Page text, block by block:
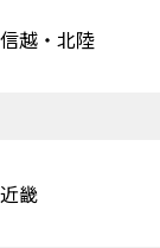
信越・北陸
近畿